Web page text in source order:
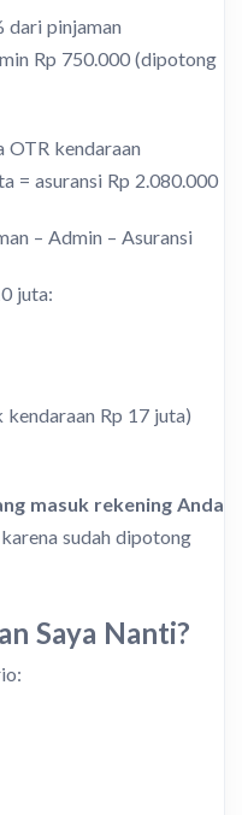
dari pinjaman
Rp 750.000 (dipotong
OTR kendaraan
= asuransi Rp 2.080.000
– Admin – Asuransi
juta:
Rp 17 juta)
masuk rekening Anda
sudah dipotong
Saya Nanti?